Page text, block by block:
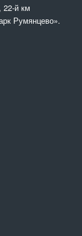
22-й км
Румянцево».